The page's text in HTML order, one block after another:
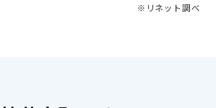
※リネット調べ